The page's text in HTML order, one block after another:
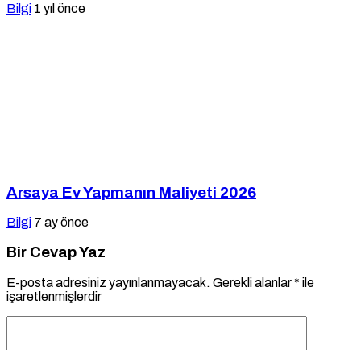
Bilgi 1 yıl önce
Arsaya Ev Yapmanın Maliyeti 2026
Bilgi 7 ay önce
Bir Cevap Yaz
E-posta adresiniz yayınlanmayacak. Gerekli alanlar* ile
işaretlenmişlerdir